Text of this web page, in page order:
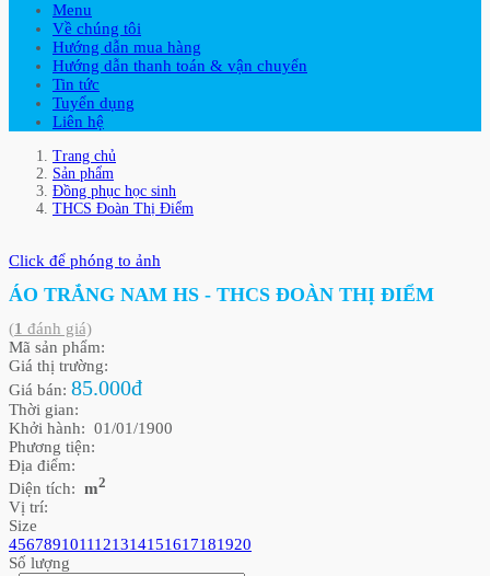
Menu
Về chúng tôi
Hướng dẫn mua hàng
Hướng dẫn thanh toán & vận chuyển
Tin tức
Tuyển dụng
Liên hệ
Trang chủ
Sản phẩm
Đồng phục học sinh
THCS Đoàn Thị Điểm
Click để phóng to ảnh
ÁO TRẮNG NAM HS - THCS ĐOÀN THỊ ĐIỂM
(1 đánh giá)
Mã sản phẩm:
Giá thị trường:
Giá bán: 85.000đ
Thời gian:
Khởi hành: 01/01/1900
Phương tiện:
Địa điểm:
Diện tích: m2
Vị trí:
Size
4567891011121314151617181920
Số lượng